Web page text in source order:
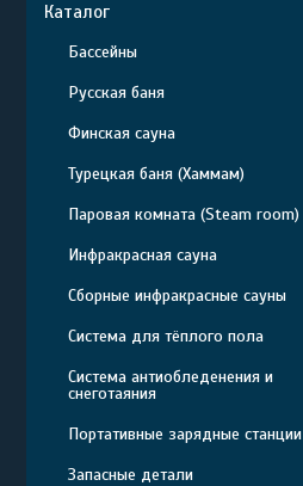
Каталог
Бассейны
Русская баня
Финская сауна
Турецкая баня (Хаммам)
Паровая комната (Steam room)
Инфракрасная сауна
Сборные инфракрасные сауны
Система для тёплого пола
Система антиобледенения и
снеготаяния
Портативные зарядные станции
Запасные детали